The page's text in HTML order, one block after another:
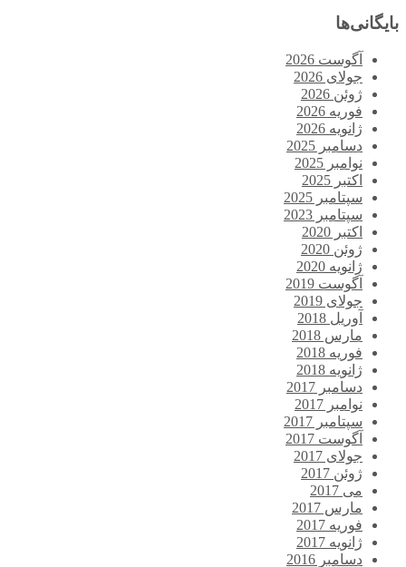
بایگانی‌ها
آگوست 2026
جولای 2026
ژوئن 2026
فوریه 2026
ژانویه 2026
دسامبر 2025
نوامبر 2025
اکتبر 2025
سپتامبر 2025
سپتامبر 2023
اکتبر 2020
ژوئن 2020
ژانویه 2020
آگوست 2019
جولای 2019
آوریل 2018
مارس 2018
فوریه 2018
ژانویه 2018
دسامبر 2017
نوامبر 2017
سپتامبر 2017
آگوست 2017
جولای 2017
ژوئن 2017
می 2017
مارس 2017
فوریه 2017
ژانویه 2017
دسامبر 2016